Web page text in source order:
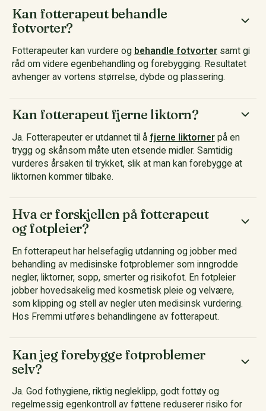
Kan fotterapeut behandle
fotvorter?
Fotterapeuter kan vurdere og behandle fotvortersamt gi
råd om videre egenbehandling og forebygging. Resultatet
avhenger av vortens størrelse, dybde og plassering.
Kan fotterapeut fjerne liktorn?
Ja. Fotterapeuter er utdannet til å fjerne liktornerpå en
trygg og skånsom måte uten etsende midler. Samtidig
vurderes årsaken til trykket, slik at man kan forebygge at
liktornen kommer tilbake.
Hva er forskjellen på fotterapeut
og fotpleier?
En fotterapeut har helsefaglig utdanning og jobber med
behandling av medisinske fotproblemer som inngrodde
negler, liktorner, sopp, smerter og risikofot. En fotpleier
jobber hovedsakelig med kosmetisk pleie og velvære,
som klipping og stell av negler uten medisinsk vurdering.
Hos Fremmi utføres behandlingene av fotterapeut.
Kan jeg forebygge fotproblemer
selv?
Ja. God fothygiene, riktig negleklipp, godt fottøy og
regelmessig egenkontroll av føttene reduserer risiko for